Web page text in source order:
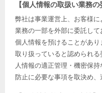
【個人情報の取扱い業務の
弊社は事業運営上、お客様
業務の一部を外部に委託し
個人情報を預けることがあ
取り扱っていると認められ
人情報の適正管理・機密保
防止に必要な事項を取決め、